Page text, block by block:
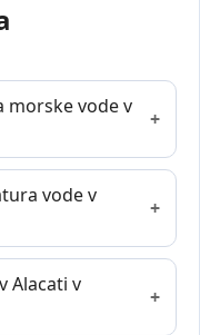
morske vode v
vode v
Alacati v